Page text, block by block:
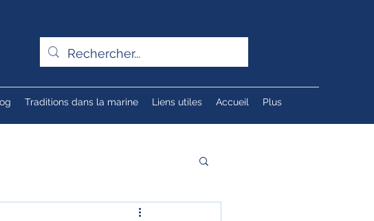
Traditions dans la marine Liens utiles Accueil Plus